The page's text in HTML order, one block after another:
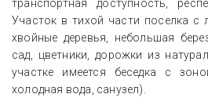
транспортная доступность,
Участок в тихой части поселка c
хвойные деревья, небольшая
сад, цветники, дорожки из
участке имеется беседка с
холодная вода, санузел).